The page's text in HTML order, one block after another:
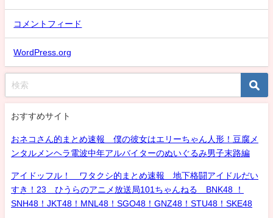
コメントフィード
WordPress.org
おすすめサイト
おネコさん的まとめ速報 僕の彼女はエリーちゃん人形！豆腐メ
ンタルメンヘラ電波中年アルバイターのぬいぐるみ男子末路編
アイドッフル！ ワタクシ的まとめ速報 地下格闘アイドルだい
すき！23 ひうらのアニメ放送局101ちゃんねる BNK48 ！
SNH48！JKT48！MNL48！SGO48！GNZ48！STU48！SKE48